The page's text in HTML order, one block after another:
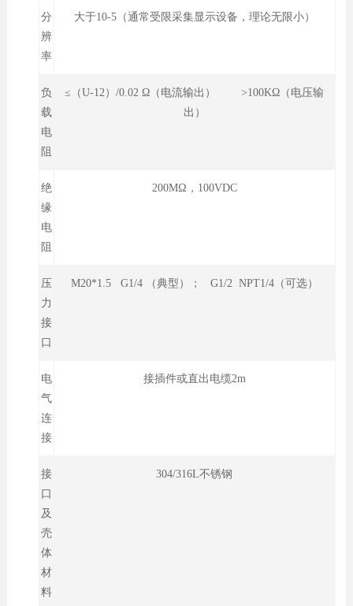
分
辨
率
大于10-5（通常受限采集显示设备，理论无限小）
负
载
电
阻
≤（U-12）/0.02 Ω（电流输出） >100KΩ（电压输
出）
绝
缘
电
阻
200MΩ，100VDC
压
力
接
口
M20*1.5 G1/4 （典型）； G1/2 NPT1/4（可选）
电
气
连
接
接插件或直出电缆2m
接
口
及
壳
体
材
料
304/316L不锈钢